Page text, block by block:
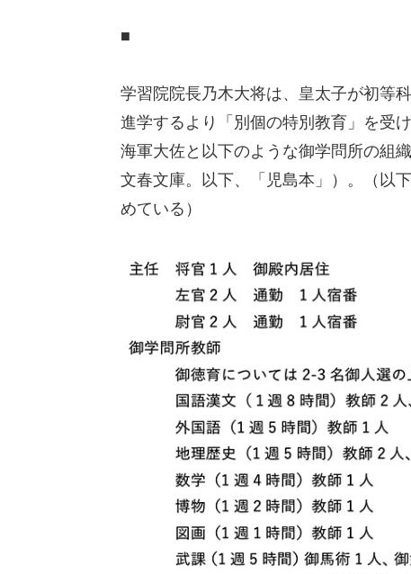
■
学習院院長乃木大将は、皇太子が初等
進学するより「別個の特別教育」を受
海軍大佐と以下のような御学問所の組
文春文庫。以下、「児島本」）。（以
めている）